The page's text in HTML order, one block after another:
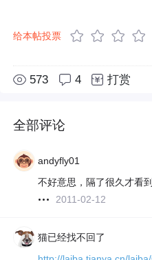
给本帖投票
573 4 打赏
全部评论
andyfly01
不好意思，隔了很久才看
2011-02-12
猫已经找不回了